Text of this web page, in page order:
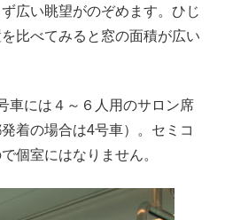
広い眺望がのぞめます。ひじ
比べてみると窓の面積が広い
車には４～６人用のサロン席
着の場合は4号車）。セミコ
個室にはなりません。